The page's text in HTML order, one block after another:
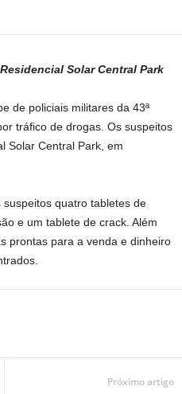
Solar Central Park
de policiais militares da 43ª
tráfico de drogas. Os suspeitos
Solar Central Park, em
quatro tabletes de
e um tablete de crack. Além
prontas para a venda e dinheiro
Próximo artigo